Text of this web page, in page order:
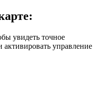
увидеть точное
управление